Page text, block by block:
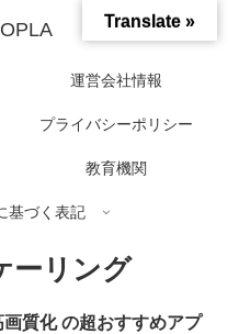
運営会社情報
プライバシーポリシー
教育機関
基づく表記
ーリング
画質化 の超おすすめアプ
Translate »